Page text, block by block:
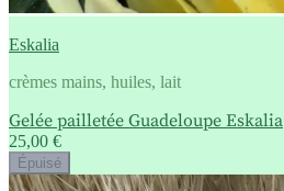
Eskalia
crèmes mains, huiles, lait
Gelée pailletée Guadeloupe Eskalia
25,00 €
Épuisé